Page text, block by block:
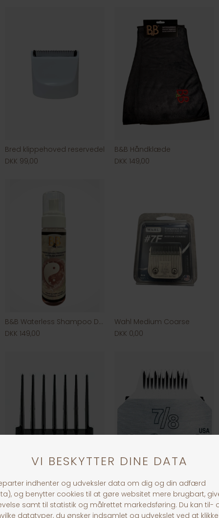
Bred klippehoved reservedel
DKK 99,00
B&B Håndklæde
DKK 149,00
B&B Waterless Shampoo DeLuxe
DKK 149,00
Wahl Medium Coarse
DKK 0,00
Oster afstandsstykke 2 mm
DKK 69,00
Oster Cryogen-X skær
DKK 398,00